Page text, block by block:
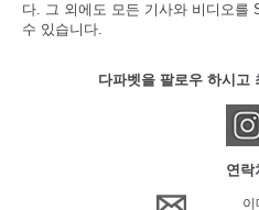
다. 그 외에도 모든 기사와 비디오를
수 있습니다.
다파벳을 팔로우 하시고
연락
이